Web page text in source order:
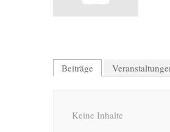
Beiträge
Keine Inhalte